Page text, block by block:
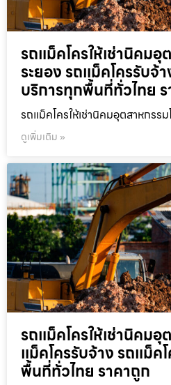
รถแม็คโครให้เช่านิคมอุ
ระยอง รถแม็คโครรับจ้า
บริการทุกพื้นที่ทั่วไทย
รถแม็คโครให้เช่านิคมอุตสาหกรรม
ดูเพิ่มเติม »
รถแม็คโครให้เช่านิคมอุ
แม็คโครรับจ้าง รถแม็ค
พื้นที่ทั่วไทย ราคาถูก